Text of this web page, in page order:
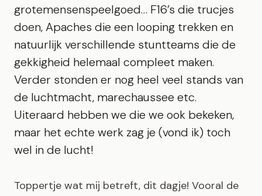
grotemensenspeelgoed… F16’s die trucjes
doen, Apaches die een looping trekken en
natuurlijk verschillende stuntteams die de
gekkigheid helemaal compleet maken.
Verder stonden er nog heel veel stands van
de luchtmacht, marechaussee etc.
Uiteraard hebben we die we ook bekeken,
maar het echte werk zag je (vond ik) toch
wel in de lucht!
Toppertje wat mij betreft, dit dagje! Vooral de